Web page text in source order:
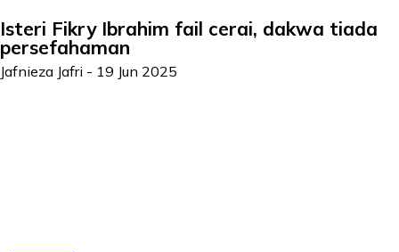
Isteri Fikry Ibrahim fail cerai, dakwa tiada
persefahaman
Jafnieza Jafri - 19 Jun 2025